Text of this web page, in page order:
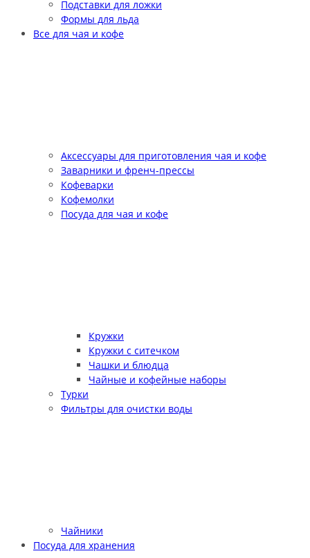
Подставки для ложки
Формы для льда
Все для чая и кофе
Аксессуары для приготовления чая и кофе
Заварники и френч-прессы
Кофеварки
Кофемолки
Посуда для чая и кофе
Кружки
Кружки с ситечком
Чашки и блюдца
Чайные и кофейные наборы
Турки
Фильтры для очистки воды
Чайники
Посуда для хранения